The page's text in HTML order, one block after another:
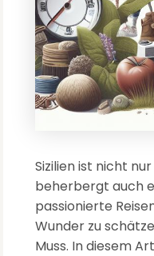
Sizilien ist nicht
beherbergt auch
passionierte
Wunder zu
Muss. In diesem